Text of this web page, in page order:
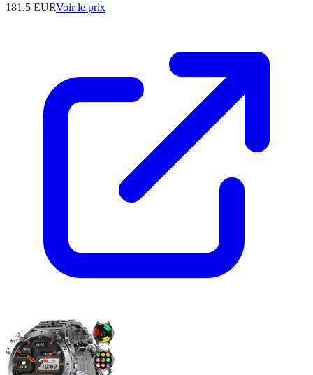
181.5 EURVoir le prix